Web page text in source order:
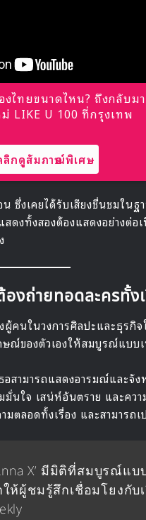
งไทยขนาดไหน? ถึงกลับม
LIKE U 100 ที่กรุงเทพ
กดูสัมภาษณ์พิเศษ
ซึ่งเคยได้รับเสียงชื่นชมในฐ
งทั้งสองต้องแสดงอย่างต่อ
งถ่ายทอดละครทั้ง
นในวงการศิลปะและธุรกิจ
ณ์ของตัวเองให้สมบูรณ์แบบ
สามารถแสดงอารมณ์และจัง
นใจ เสน่ห์อันตราย และคว
ตลอดทั้งเรื่อง และสามารถ
X’ มีมิติที่สมบูรณ์แบ
ผู้ชมรู้สึกเชื่อมโยงกับเ